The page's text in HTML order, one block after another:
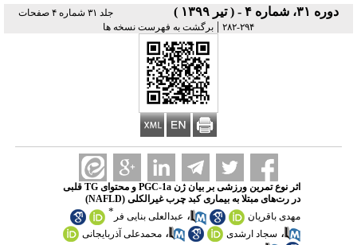
دوره ۳۱، شماره ۴ - ( تیر ۱۳۹۹ )
جلد ۳۱ شماره ۴ صفحات
۲۹۴-۲۸۲
| برگشت به فهرست نسخه ها
اثر نوع تمرین ورزشی بر بیان ژن PGC-1a و محتوای TG قلبی
در رت‌های مبتلا به بیماری کبد چرب غیرالکلی (NAFLD)
مهدی باقریان
، عبدالعلی بنایی فر *
، سجاد ارشدی ، محمدعلی آذربایجانی